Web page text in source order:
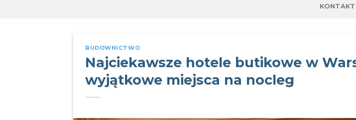
KONTAKT
BUDOWNICTWO
Najciekawsze hotele butikowe w
wyjątkowe miejsca na nocleg